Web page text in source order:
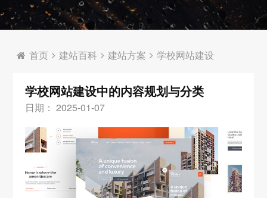
首页 建站百科 建站方案 学校网站建设
学校网站建设中的内容规划与分类
日期： 2025-01-07